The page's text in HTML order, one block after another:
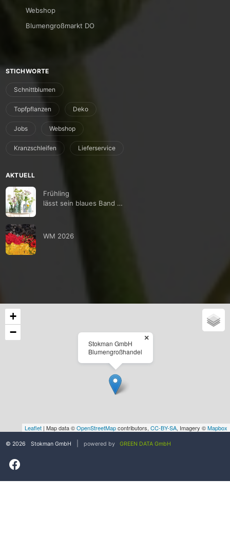
Webshop
Blumengroßmarkt DO
STICHWORTE
Schnittblumen
Topfpflanzen Deko
Jobs Webshop
Kranzschleifen Lieferservice
AKTUELL
Frühling
lässt sein blaues Band …
WM 2026
Stokman GmbH
Blumengroßhandel
×
+
−
Leaflet | Map data ©OpenStreetMapcontributors, CC-BY-SA, Imagery ©Mapbox
© 2026 Stokman GmbH powered by GREEN DATA GmbH